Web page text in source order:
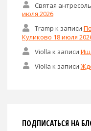
Святая антресоль
июля 2026
Tramp к записи
Куликово 18 июля
Violla к записи
Violla к записи
ПОДПИСАТЬСЯ НА